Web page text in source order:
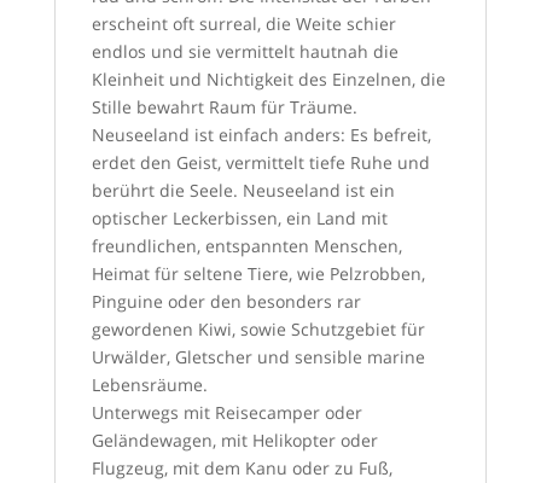
erscheint oft surreal, die Weite schier
endlos und sie vermittelt hautnah die
Kleinheit und Nichtigkeit des Einzelnen, die
Stille bewahrt Raum für Träume.
Neuseeland ist einfach anders: Es befreit,
erdet den Geist, vermittelt tiefe Ruhe und
berührt die Seele. Neuseeland ist ein
optischer Leckerbissen, ein Land mit
freundlichen, entspannten Menschen,
Heimat für seltene Tiere, wie Pelzrobben,
Pinguine oder den besonders rar
gewordenen Kiwi, sowie Schutzgebiet für
Urwälder, Gletscher und sensible marine
Lebensräume.
Unterwegs mit Reisecamper oder
Geländewagen, mit Helikopter oder
Flugzeug, mit dem Kanu oder zu Fuß,